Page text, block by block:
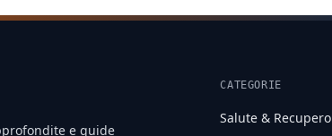
e guide
CATEGORIE
Salute & Recupero